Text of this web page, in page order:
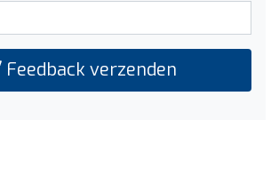
Feedback verzenden